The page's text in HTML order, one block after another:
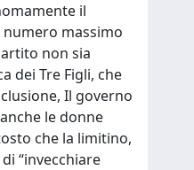
il
numero massimo
non sia
dei Tre Figli, che
Il governo
le donne
che la limitino,
“invecchiare